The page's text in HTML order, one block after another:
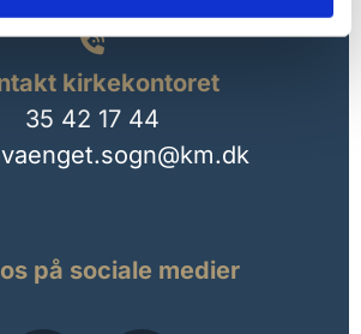

kirkekontoret
35 42 17 44
på sociale medier